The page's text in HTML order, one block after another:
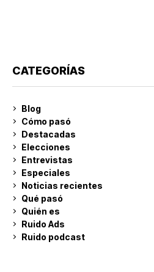
CATEGORÍAS
Blog
Cómo pasó
Destacadas
Elecciones
Entrevistas
Especiales
Noticias recientes
Qué pasó
Quién es
Ruido Ads
Ruido podcast